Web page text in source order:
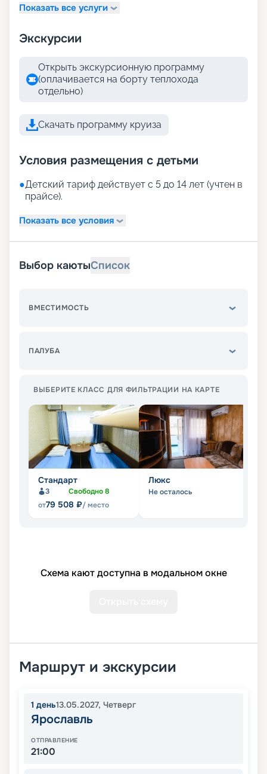
Показать все услуги
Экскурсии
Открыть экскурсионную программу
(оплачивается на борту теплохода
отдельно)
Скачать программу круиза
Условия размещения с детьми
●Детский тариф действует с 5 до 14 лет (учтен в
прайсе).
Показать все условия
Выбор каютыСписок
ВМЕСТИМОСТЬ
ПАЛУБА
ВЫБЕРИТЕ КЛАСС ДЛЯ ФИЛЬТРАЦИИ НА КАРТЕ
Стандарт
3 Свободно8
от79 508 ₽/ место
Люкс
Не осталось
Схема кают доступна в модальном окне
Маршрут и экскурсии
1 день13.05.2027, Четверг
Ярославль
ОТПРАВЛЕНИЕ
21:00